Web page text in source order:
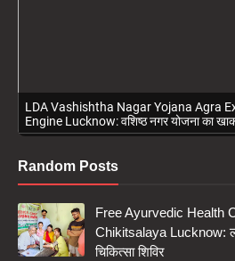
Free Ayurvedic Health Camp
लखनऊ में निःशुल्क आयुर्वेदिक चिकित्सा शिविर
Random Posts
Free Ayurvedic Health
Chikitsalaya Lucknow:
चिकित्सा शिविर